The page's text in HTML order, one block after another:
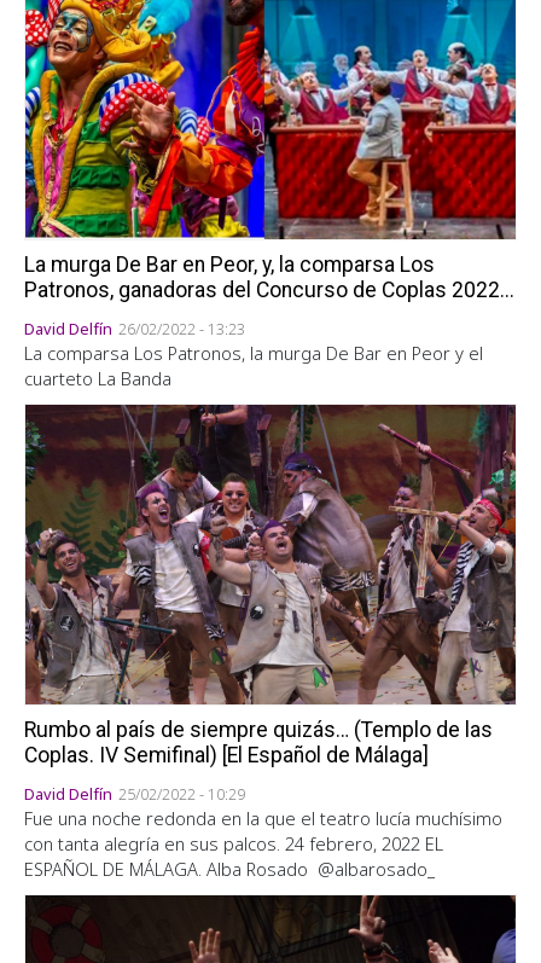
La murga De Bar en Peor, y, la comparsa Los
Patronos, ganadoras del Concurso de Coplas 2022...
David Delfín 26/02/2022 - 13:23
La comparsa Los Patronos, la murga De Bar en Peor y el
cuarteto La Banda
Rumbo al país de siempre quizás… (Templo de las
Coplas. IV Semifinal) [El Español de Málaga]
David Delfín 25/02/2022 - 10:29
Fue una noche redonda en la que el teatro lucía muchísimo
con tanta alegría en sus palcos. 24 febrero, 2022 EL
ESPAÑOL DE MÁLAGA. Alba Rosado @albarosado_